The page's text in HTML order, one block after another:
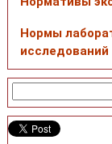
Нормы
исследований